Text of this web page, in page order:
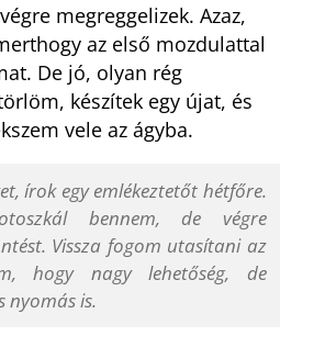
megreggelizek. Azaz,
az első mozdulattal
De jó, olyan rég
készítek egy újat, és
vele az ágyba.
írok egy emlékeztetőt hétfőre.
bennem, de végre
Vissza fogom utasítani az
hogy nagy lehetőség, de
nyomás is.